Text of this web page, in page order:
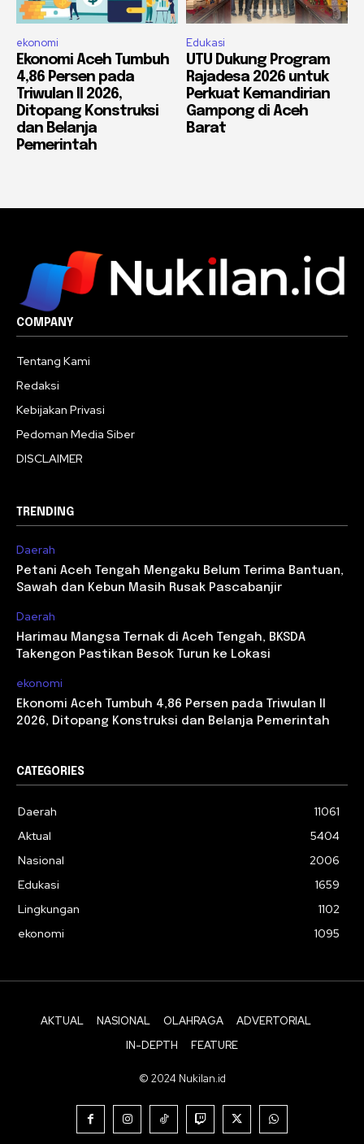
ekonomi
Ekonomi Aceh Tumbuh
4,86 Persen pada
Triwulan II 2026,
Ditopang Konstruksi
dan Belanja
Pemerintah
Edukasi
UTU Dukung Program
Rajadesa 2026 untuk
Perkuat Kemandirian
Gampong di Aceh
Barat
COMPANY
Tentang Kami
Redaksi
Kebijakan Privasi
Pedoman Media Siber
DISCLAIMER
TRENDING
Daerah
Petani Aceh Tengah Mengaku Belum Terima Bantuan,
Sawah dan Kebun Masih Rusak Pascabanjir
Daerah
Harimau Mangsa Ternak di Aceh Tengah, BKSDA
Takengon Pastikan Besok Turun ke Lokasi
ekonomi
Ekonomi Aceh Tumbuh 4,86 Persen pada Triwulan II
2026, Ditopang Konstruksi dan Belanja Pemerintah
CATEGORIES
Daerah
11061
Aktual
5404
Nasional
2006
Edukasi
1659
Lingkungan
1102
ekonomi
1095
AKTUAL NASIONAL OLAHRAGA
ADVERTORIAL
IN-DEPTH
FEATURE
© 2024 Nukilan.id